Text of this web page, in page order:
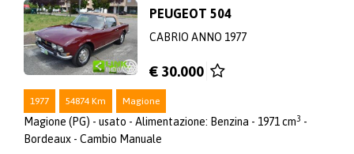
PEUGEOT 504
CABRIO ANNO 1977
€ 30.000
1977 54874 Km Magione
Magione (PG) - usato - Alimentazione: Benzina - 1971 cm3 -
Bordeaux - Cambio Manuale